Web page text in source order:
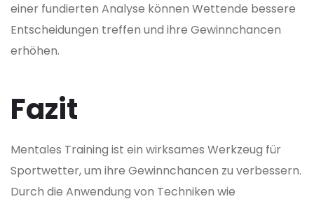
einer fundierten Analyse können Wettende bessere
Entscheidungen treffen und ihre Gewinnchancen
erhöhen.
Fazit
Mentales Training ist ein wirksames Werkzeug für
Sportwetter, um ihre Gewinnchancen zu verbessern.
Durch die Anwendung von Techniken wie